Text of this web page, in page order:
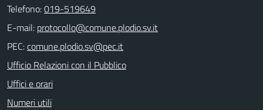
Telefono:019-519649
E-mail:
PEC:
Ufficio Relazioni con il Pubblico
Uffici e orari
Numeri utili